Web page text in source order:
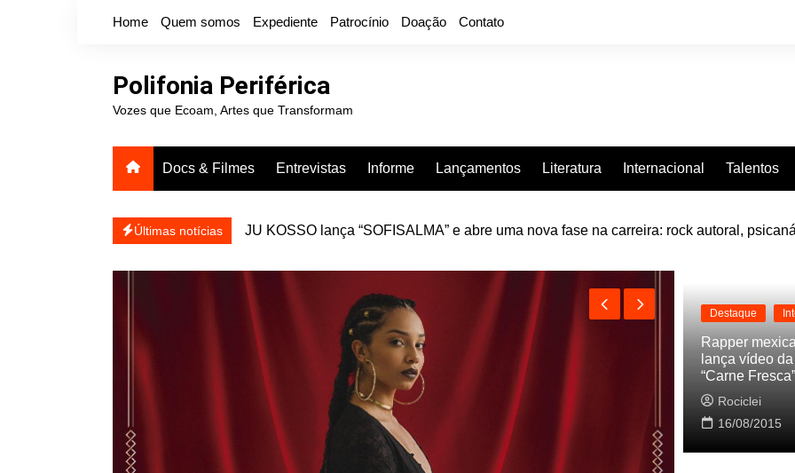
Home Quem somos Expediente Patrocínio Doação Contato
Polifonia Periférica
Vozes que Ecoam, Artes que Transformam
Docs & Filmes Entrevistas Informe Lançamentos Literatura Internacional Talentos
Últimas notícias
JU KOSSO lança “SOFISALMA” e abre uma nova fase na carreira: rock autoral,
Projota relança a mixtape “Projeção”, de 2010, nas plataformas digitais
Destaque
Rapper
lança vídeo
“Carne Fresca”
Rociclei
16/08/2015